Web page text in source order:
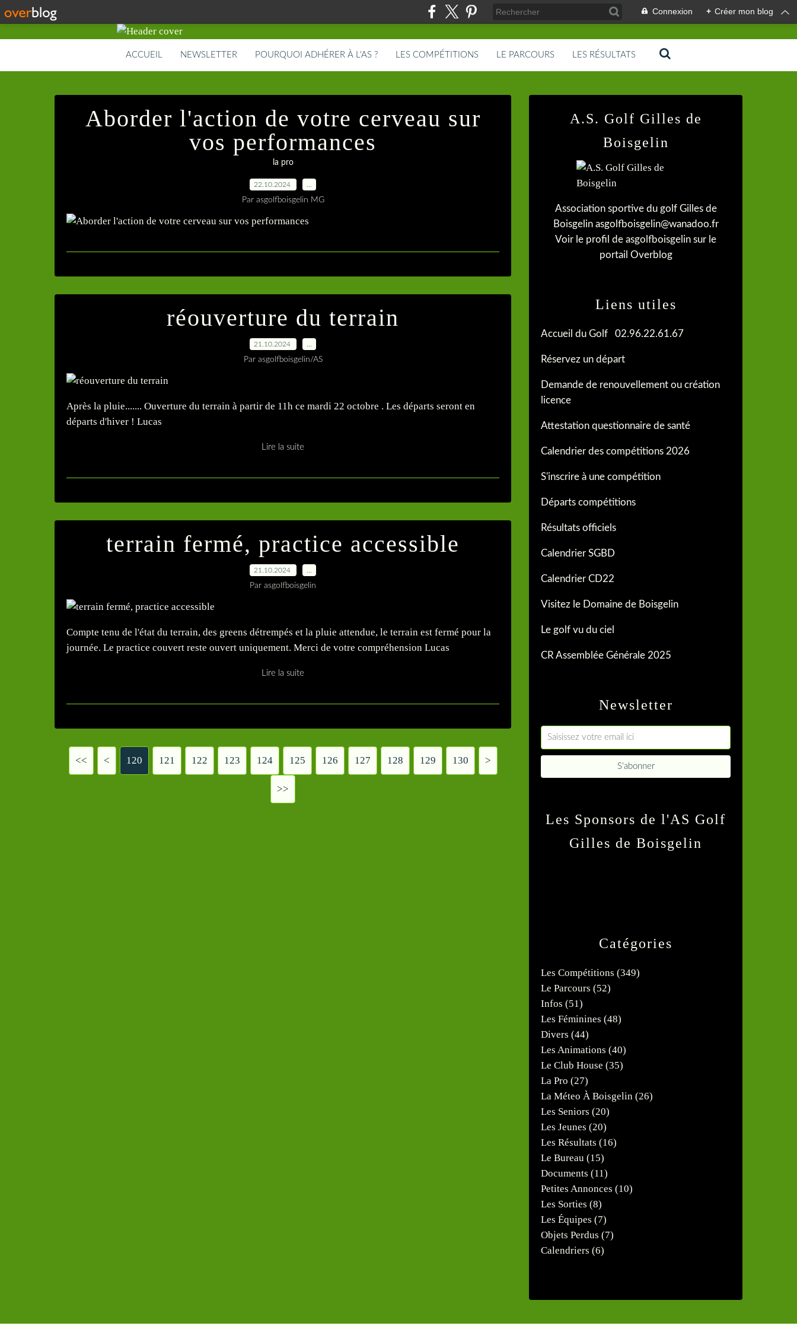
Connexion + Créer mon blog
ACCUEIL NEWSLETTER POURQUOI ADHÉRER À L'AS ? LES COMPÉTITIONS LE PARCOURS LES RÉSULTATS
Aborder l'action de votre cerveau sur
vos performances
la pro
22.10.2024
Par asgolfboisgelin MG
réouverture du terrain
21.10.2024
Par asgolfboisgelin/AS
Après la pluie....... Ouverture du terrain à partir de 11h ce mardi 22 octobre . Les départs seront en
départs d'hiver ! Lucas
Lire la suite
terrain fermé, practice accessible
21.10.2024
Par asgolfboisgelin
Compte tenu de l'état du terrain, des greens détrempés et la pluie attendue, le terrain est fermé pour la
journée. Le practice couvert reste ouvert uniquement. Merci de votre compréhension Lucas
Lire la suite
<< < 100
110
120 121 122 123 124 125 126 127 128 129 130 140
150
160
170
180
190
200
>
>>
Newsletter
Catégories
Les Compétitions (349)
Le Parcours (52)
Infos (51)
Les Féminines (48)
Divers (44)
Les Animations (40)
Le Club House (35)
La Pro (27)
La Méteo À Boisgelin (26)
Les Seniors (20)
Les Jeunes (20)
Les Résultats (16)
Le Bureau (15)
Documents (11)
Petites Annonces (10)
Les Sorties (8)
Les Équipes (7)
Objets Perdus (7)
Calendriers (6)
A.S. Golf Gilles de
Boisgelin
Association sportive du golf Gilles de
Boisgelin asgolfboisgelin@wanadoo.fr
Voir le profil de asgolfboisgelin sur le
portail Overblog
Liens utiles
Accueil du Golf 02.96.22.61.67
Réservez un départ
Demande de renouvellement ou création
licence
Attestation questionnaire de santé
Calendrier des compétitions 2026
S'inscrire à une compétition
Départs compétitions
Résultats officiels
Calendrier SGBD
Calendrier CD22
Visitez le Domaine de Boisgelin
Le golf vu du ciel
CR Assemblée Générale 2025
Les Sponsors de l'AS Golf
Gilles de Boisgelin